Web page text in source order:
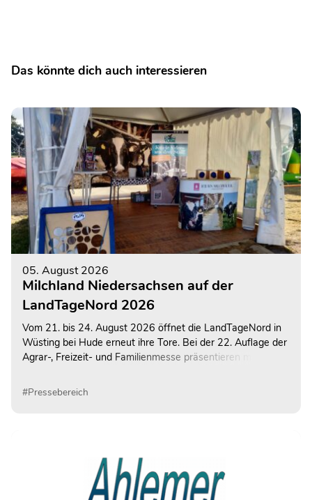
Das könnte dich auch interessieren
05. August 2026
Milchland Niedersachsen auf der
LandTageNord 2026
Vom 21. bis 24. August 2026 öffnet die LandTageNord in
Wüsting bei Hude erneut ihre Tore. Bei der 22. Auflage der
Agrar-, Freizeit- und Familienmesse präsentieren mehr als
rund 130.000 Quadratmeter großen
#Pressebereich